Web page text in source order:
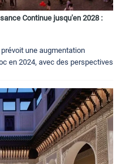
Continue jusqu'en 2028 :
une augmentation
en 2024, avec des perspectives